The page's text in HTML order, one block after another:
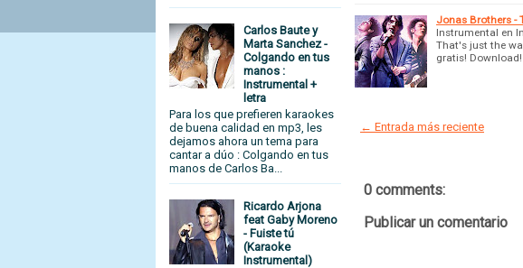
Carlos Baute y
Marta Sanchez -
Colgando en tus
manos :
Instrumental +
letra
Para los que prefieren karaokes
de buena calidad en mp3, les
dejamos ahora un tema para
cantar a dúo : Colgando en tus
manos de Carlos Ba...
Ricardo Arjona
feat Gaby Moreno
- Fuiste tú
(Karaoke
Instrumental)
Jonas Brothers -
Instrumental en
That's just the
gratis! Download!
← Entrada más reciente
0 comments:
Publicar un comentario